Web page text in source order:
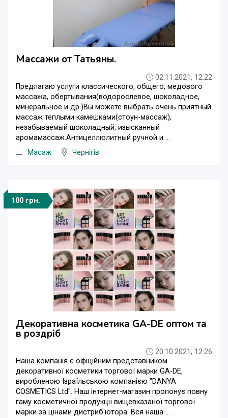
Массажи от Татьяны.
02.11.2021, 12:22
Предлагаю услуги классического, общего, медового
массажа, обертывания(водорослевое, шоколадное,
минеральное и др.)Вы можете выбрать очень приятный
массаж теплыми камешками(стоун-массаж),
незабываемый шоколадный, изысканный
аромамассаж.Антицеллюлитный ручной и ...
Масаж
Чернігів
100 грн.
Декоративна косметика GA-DE оптом та
в роздріб
20.10.2021, 12:26
Наша компанія є офіційним представником
декоративної косметики торгової марки GA-DE,
виробленою Ізраїльською компанією "DANYA
COSMETICS Ltd". Наш інтернет-магазин пропонує повну
гаму косметичної продукції вищевказаної торгової
марки за цінами дистриб'ютора. Вся наша ...